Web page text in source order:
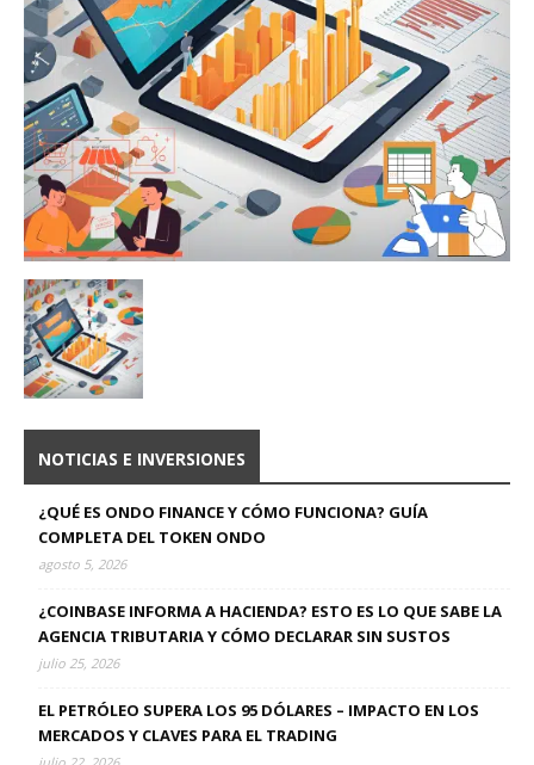
NOTICIAS E INVERSIONES
¿QUÉ ES ONDO FINANCE Y CÓMO FUNCIONA? GUÍA
COMPLETA DEL TOKEN ONDO
agosto 5, 2026
¿COINBASE INFORMA A HACIENDA? ESTO ES LO QUE SABE LA
AGENCIA TRIBUTARIA Y CÓMO DECLARAR SIN SUSTOS
julio 25, 2026
EL PETRÓLEO SUPERA LOS 95 DÓLARES – IMPACTO EN LOS
MERCADOS Y CLAVES PARA EL TRADING